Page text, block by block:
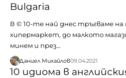
Bulgaria
В © 10-те най днес тръгваме на
хипермаркет, до малкото
минем и през…
Даниел Михайлов09.04.2021
10 идиома в